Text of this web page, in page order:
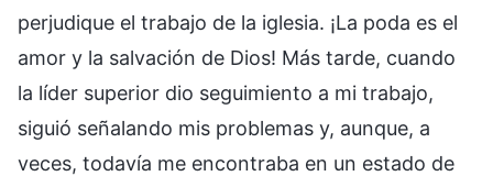
perjudique el trabajo de la iglesia. ¡La poda es el
amor y la salvación de Dios! Más tarde, cuando
la líder superior dio seguimiento a mi trabajo,
siguió señalando mis problemas y, aunque, a
veces, todavía me encontraba en un estado de